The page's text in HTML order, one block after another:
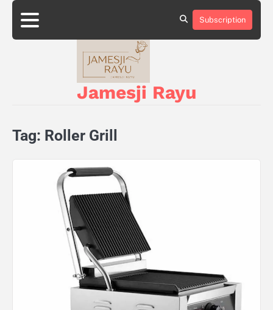
Skip
content
About
Privacy
Subscription
Jamesji Rayu
Tag: Roller Grill